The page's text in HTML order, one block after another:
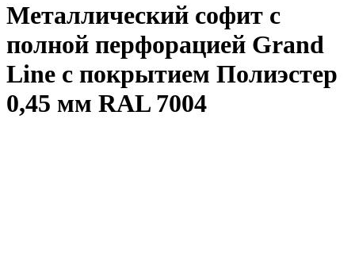
Металлический софит с
полной перфорацией Grand
Line с покрытием Полиэстер
0,45 мм RAL 7004